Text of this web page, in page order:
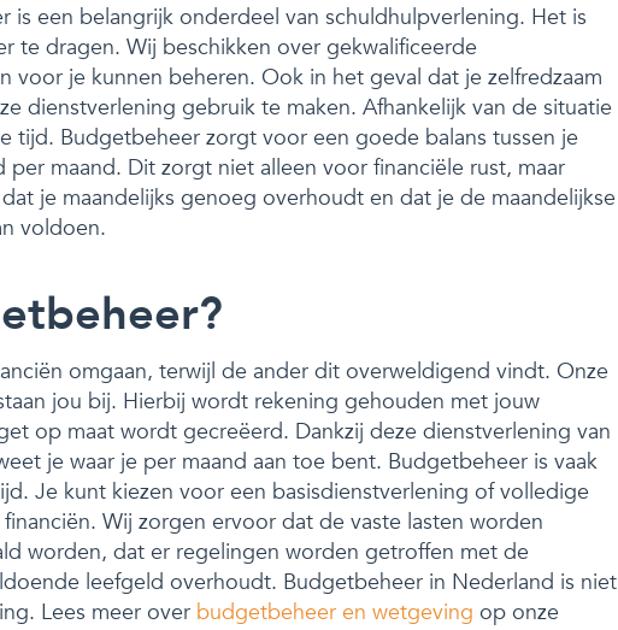
is een belangrijk onderdeel van schuldhulpverlening. Het is
te dragen. Wij beschikken over gekwalificeerde
voor je kunnen beheren. Ook in het geval dat je zelfredzaam
dienstverlening gebruik te maken. Afhankelijk van de situatie
tijd. Budgetbeheer zorgt voor een goede balans tussen je
maand. Dit zorgt niet alleen voor financiële rust, maar
je maandelijks genoeg overhoudt en dat je de maandelijkse
voldoen.
omgaan, terwijl de ander dit overweldigend vindt. Onze
jou bij. Hierbij wordt rekening gehouden met jouw
op maat wordt gecreëerd. Dankzij deze dienstverlening van
je waar je per maand aan toe bent. Budgetbeheer is vaak
Je kunt kiezen voor een basisdienstverlening of volledige
Wij zorgen ervoor dat de vaste lasten worden
worden, dat er regelingen worden getroffen met de
leefgeld overhoudt. Budgetbeheer in Nederland is niet
Lees meer over budgetbeheer en wetgeving op onze